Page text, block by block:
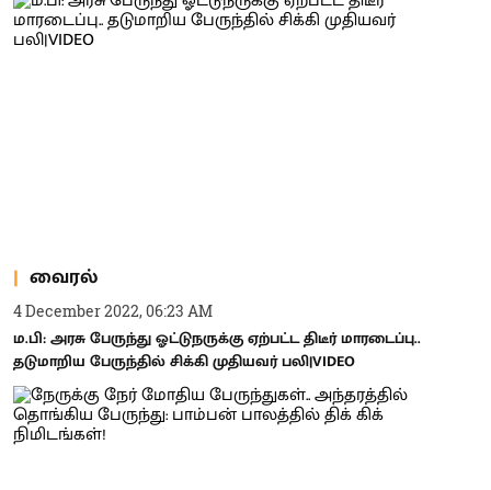
வைரல்
4 December 2022, 06:23 AM
ம.பி: அரசு பேருந்து ஓட்டுநருக்கு ஏற்பட்ட திடீர் மாரடைப்பு..
தடுமாறிய பேருந்தில் சிக்கி முதியவர் பலி|VIDEO